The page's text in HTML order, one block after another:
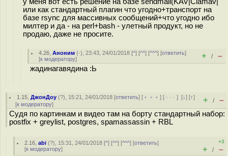
или как стандартный плагин что угодно+транспорт на
базе rsync для массивных сообщений+что угодно ибо
милтер и да - на perl+bash - улетный продукт, но не
продаю, даже не просите.
4.26 ,Аноним (-), 23:43, 24/01/2018 [^] [^^] [^^^] [ответить]
[к модератору] + / –
жадинагавядина :Ь
1.15 ,ДжонДоу (?), 15:21, 24/01/2018 [ответить] [ ﹢﹢﹢] [ · · ·][↓] [↑]
[к модератору] + / –
Судя по картинкам и видео там на борту стандартный набор:
postfix + greylist, postgres, spamassassin + RBL
2.16 ,abi (?), 15:31, 24/01/2018 [^] [^^] [^^^] [ответить]
[к модератору]
+3
+ / –